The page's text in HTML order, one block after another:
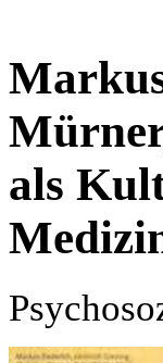
als